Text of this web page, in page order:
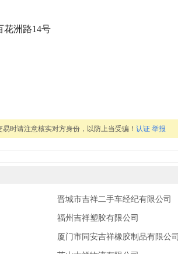
花洲路14号
时请注意核实对方身份，以防上当受骗！ 认证 举报
晋城市吉祥二手车经纪有限公司
福州吉祥塑胶有限公司
厦门市同安吉祥橡胶制品有限公司